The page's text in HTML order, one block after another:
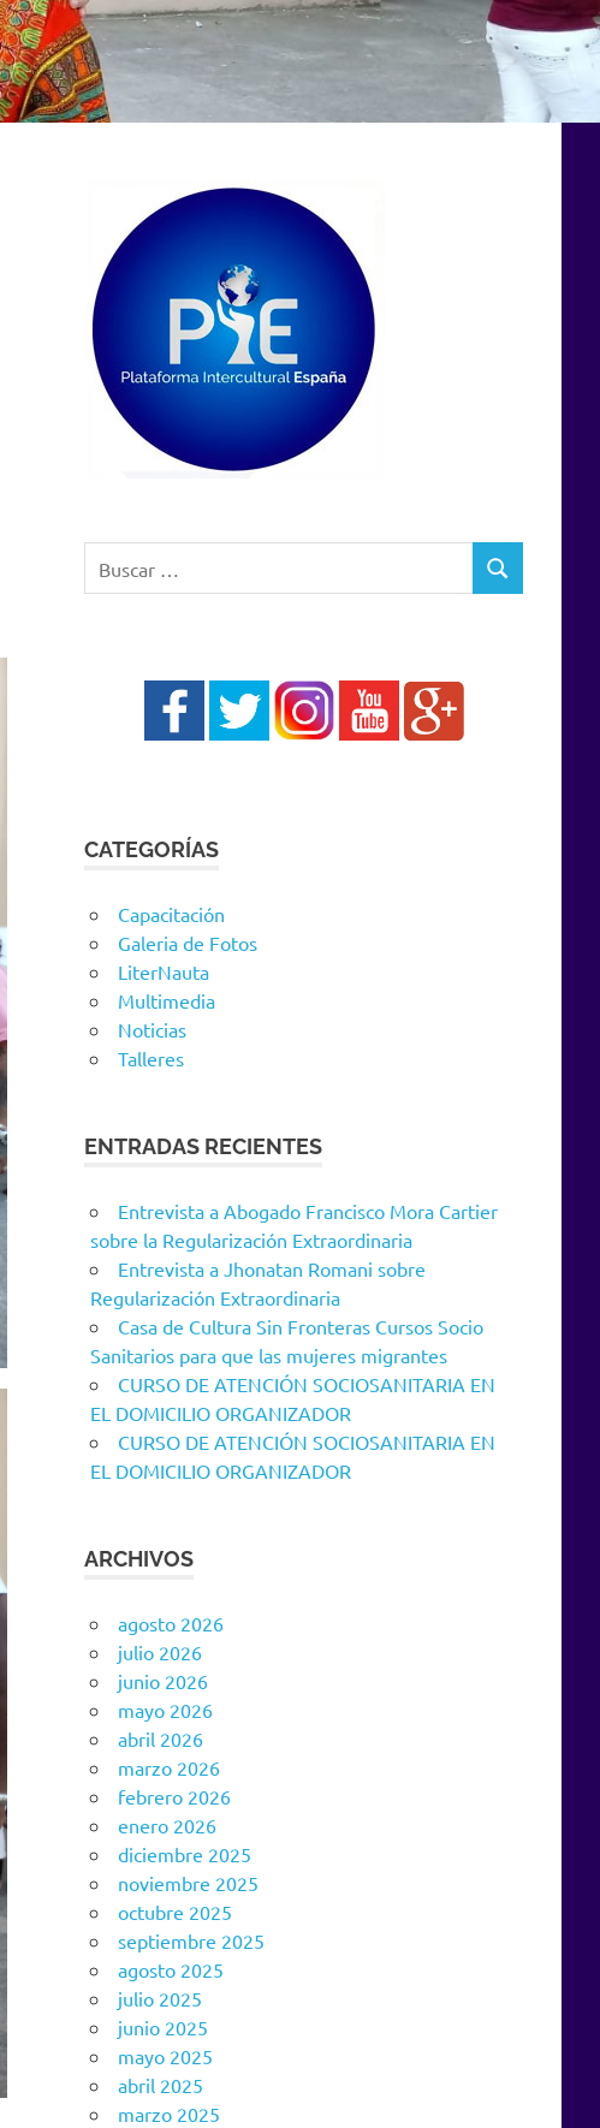
BUSCAR
CATEGORÍAS
Capacitación
Galeria de Fotos
LiterNauta
Multimedia
Noticias
Talleres
ENTRADAS RECIENTES
Entrevista a Abogado Francisco Mora Cartier
sobre la Regularización Extraordinaria
Entrevista a Jhonatan Romani sobre
Regularización Extraordinaria
Casa de Cultura Sin Fronteras Cursos Socio
Sanitarios para que las mujeres migrantes
CURSO DE ATENCIÓN SOCIOSANITARIA EN
EL DOMICILIO ORGANIZADOR
CURSO DE ATENCIÓN SOCIOSANITARIA EN
EL DOMICILIO ORGANIZADOR
ARCHIVOS
agosto 2026
julio 2026
junio 2026
mayo 2026
abril 2026
marzo 2026
febrero 2026
enero 2026
diciembre 2025
noviembre 2025
octubre 2025
septiembre 2025
agosto 2025
julio 2025
junio 2025
mayo 2025
abril 2025
marzo 2025